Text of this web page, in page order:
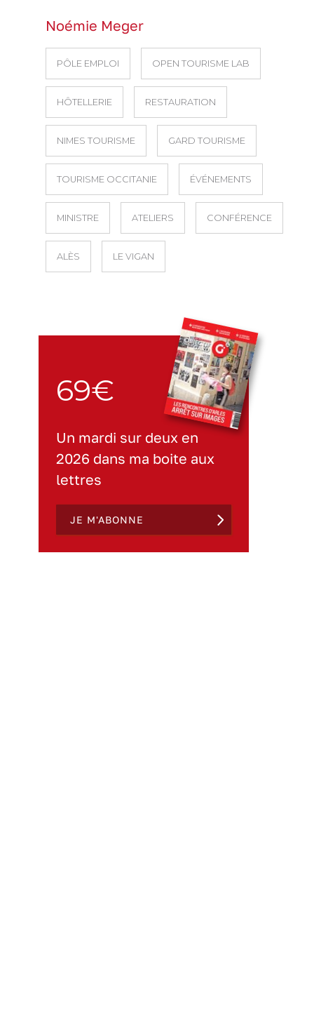
Noémie Meger
PÔLE EMPLOI OPEN TOURISME LAB
HÔTELLERIE RESTAURATION
NIMES TOURISME GARD TOURISME
TOURISME OCCITANIE ÉVÉNEMENTS
MINISTRE ATELIERS CONFÉRENCE
ALÈS LE VIGAN
69€
Un mardi sur deux en
2026 dans ma boite aux
lettres
JE M'ABONNE